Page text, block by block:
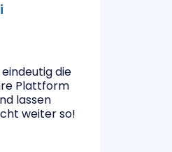
die
Plattform
lassen
weiter so!